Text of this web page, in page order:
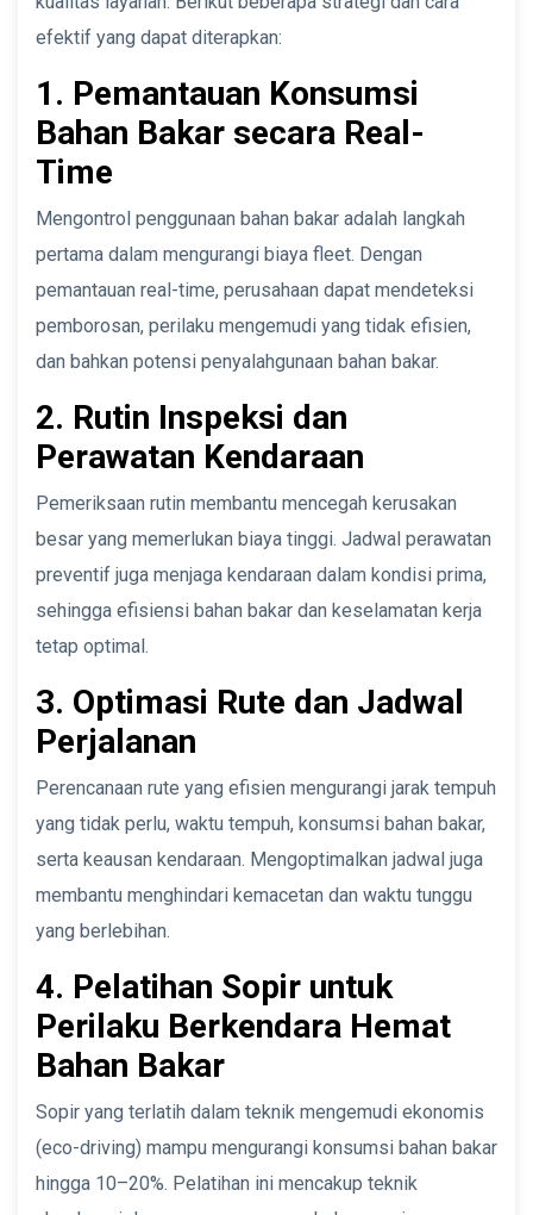
efektif yang dapat diterapkan:
1. Pemantauan Konsumsi
Bahan Bakar secara Real-
Time
Mengontrol penggunaan bahan bakar adalah langkah
pertama dalam mengurangi biaya fleet. Dengan
pemantauan real-time, perusahaan dapat mendeteksi
pemborosan, perilaku mengemudi yang tidak efisien,
dan bahkan potensi penyalahgunaan bahan bakar.
2. Rutin Inspeksi dan
Perawatan Kendaraan
Pemeriksaan rutin membantu mencegah kerusakan
besar yang memerlukan biaya tinggi. Jadwal perawatan
preventif juga menjaga kendaraan dalam kondisi prima,
sehingga efisiensi bahan bakar dan keselamatan kerja
tetap optimal.
3. Optimasi Rute dan Jadwal
Perjalanan
Perencanaan rute yang efisien mengurangi jarak tempuh
yang tidak perlu, waktu tempuh, konsumsi bahan bakar,
serta keausan kendaraan. Mengoptimalkan jadwal juga
membantu menghindari kemacetan dan waktu tunggu
yang berlebihan.
4. Pelatihan Sopir untuk
Perilaku Berkendara Hemat
Bahan Bakar
Sopir yang terlatih dalam teknik mengemudi ekonomis
(eco-driving) mampu mengurangi konsumsi bahan bakar
hingga 10–20%. Pelatihan ini mencakup teknik